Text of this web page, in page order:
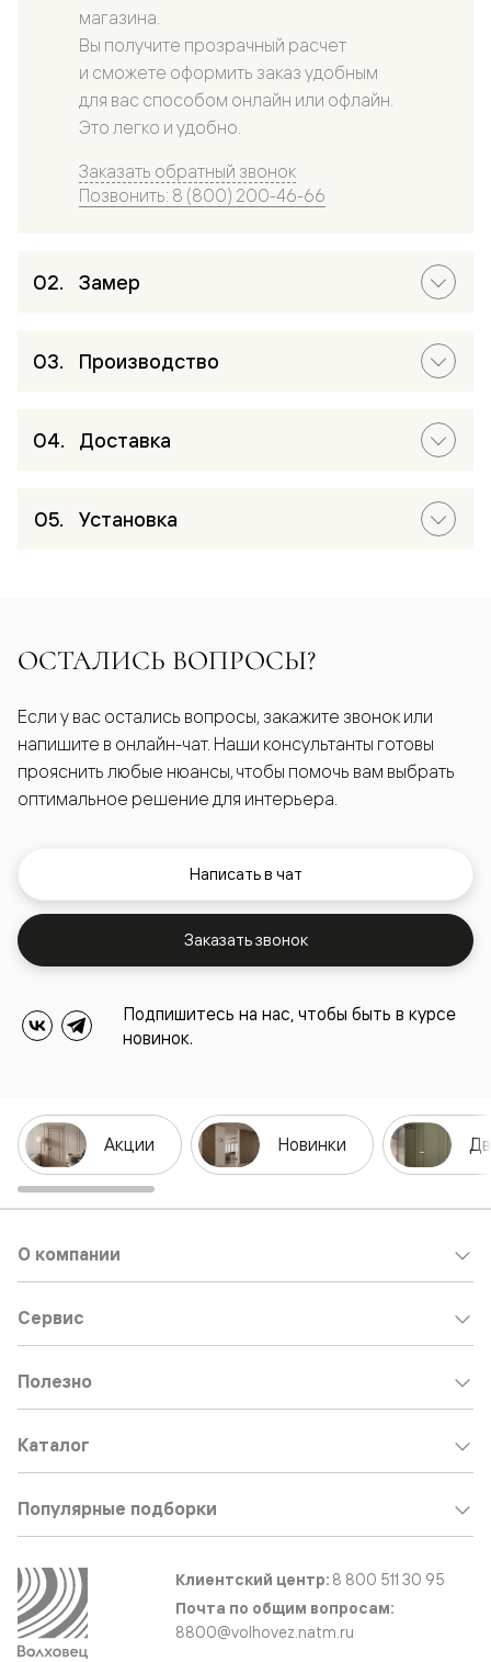
магазина.
Вы получите прозрачный расчет
и сможете оформить заказ удобным
для вас способом онлайн или офлайн.
Это легко и удобно.
Заказать обратный звонок
Позвонить: 8 (800) 200-46-66
Замер
Производство
Доставка
Установка
ОСТАЛИСЬ ВОПРОСЫ?
Если у вас остались вопросы, закажите звонок или
напишите в онлайн-чат. Наши консультанты готовы
прояснить любые нюансы, чтобы помочь вам выбрать
оптимальное решение для интерьера.
Написать в чат
Заказать звонок
Подпишитесь на нас, чтобы быть в курсе
новинок.
Акции Новинки
О компании
Сервис
Полезно
Каталог
Популярные подборки
Клиентский центр: 8 800 511 30 95
Почта по общим вопросам:
8800@volhovez.natm.ru